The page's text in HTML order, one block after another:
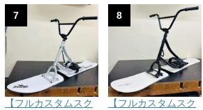
7
【フルカスタムスク
8
【フルカスタムスク